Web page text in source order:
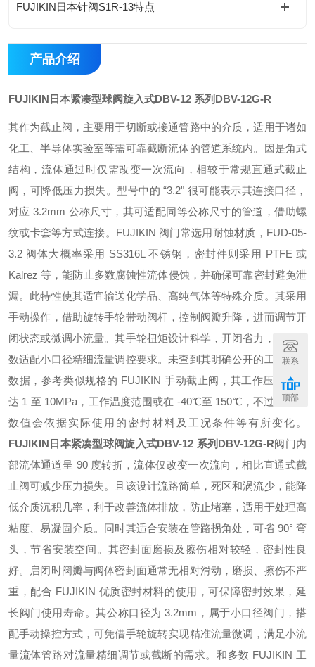
FUJIKIN日本针阀S1R-13特点
产品介绍
FUJIKIN日本紧凑型球阀旋入式DBV-12 系列 DBV-12G-R
其作为截止阀，主要用于切断或接通管路中的介质，适用于诸如
化工、半导体实验室等需可靠截断流体的管道系统内。因是角式
结构，流体通过时仅需改变一次流向，相较于常规直通式截止
阀，可降低压力损失。型号中的 “3.2" 很可能表示其连接口径，
对应 3.2mm 公称尺寸，其可适配同等公称尺寸的管道，借助螺
纹或卡套等方式连接。FUJIKIN 阀门常选用耐蚀材质，FUD-05-
3.2 阀体大概率采用 SS316L 不锈钢，密封件则采用 PTFE 或
Kalrez 等，能防止多数腐蚀性流体侵蚀，并确保可靠密封避免泄
漏。此特性使其适宜输送化学品、高纯气体等特殊介质。其采用
手动操作，借助旋转手轮带动阀杆，控制阀瓣升降，进而调节开
闭状态或微调小流量。其手轮扭矩设计科学，开闭省力，旋转圈
数适配小口径精细流量调控要求。未查到其明确公开的工作温压
数据，参考类似规格的 FUJIKIN 手动截止阀，其工作压力或可
达 1 至 10MPa，工作温度范围或在 -40℃至 150℃，不过，具体
数值会依据实际使用的密封材料及工况条件等有所变化。
FUJIKIN日本紧凑型球阀旋入式DBV-12 系列 DBV-12G-R阀门内
部流体通道呈 90 度转折，流体仅改变一次流向，相比直通式截
止阀可减少压力损失。且该设计流路简单，死区和涡流少，能降
低介质沉积几率，利于改善流体排放，防止堵塞，适用于处理高
粘度、易凝固介质。同时其适合安装在管路拐角处，可省 90° 弯
头，节省安装空间。其密封面磨损及擦伤相对较轻，密封性良
好。启闭时阀瓣与阀体密封面通常无相对滑动，磨损、擦伤不严
重，配合 FUJIKIN 优质密封材料的使用，可保障密封效果，延
长阀门使用寿命。其公称口径为 3.2mm，属于小口径阀门，搭
配手动操控方式，可凭借手轮旋转实现精准流量微调，满足小流
量流体管路对流量精细调节或截断的需求。和多数 FUJIKIN 工
联系
顶部